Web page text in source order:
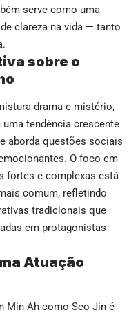
serve como uma
clareza na vida — tanto
sobre o
drama e mistério,
uma tendência crescente
aborda questões sociais
O foco em
fortes e complexas está
comum, refletindo
tradicionais que
em protagonistas
Atuação
Min Ah como Seo Jin é